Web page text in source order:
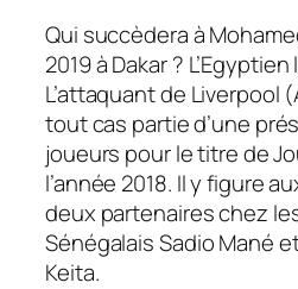
Qui succèdera à
2019 à Dakar ?
L’attaquant de Liverpool
tout cas partie d’une
joueurs pour le titre de
l’année 2018. Il y figure
deux partenaires chez
Sénégalais Sadio Mané
Keita.